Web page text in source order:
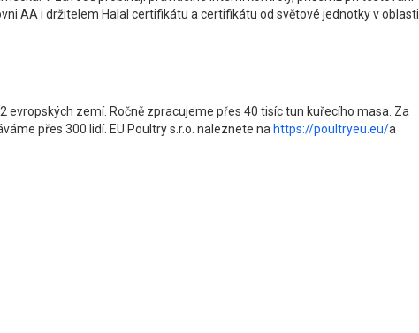
AA i držitelem Halal certifikátu a certifikátu od světové jednotky v oblasti
zemí. Ročně zpracujeme přes 40 tisíc tun kuřecího masa. Za
přes 300 lidí. EU Poultry s.r.o. naleznete na https://poultryeu.eu/a